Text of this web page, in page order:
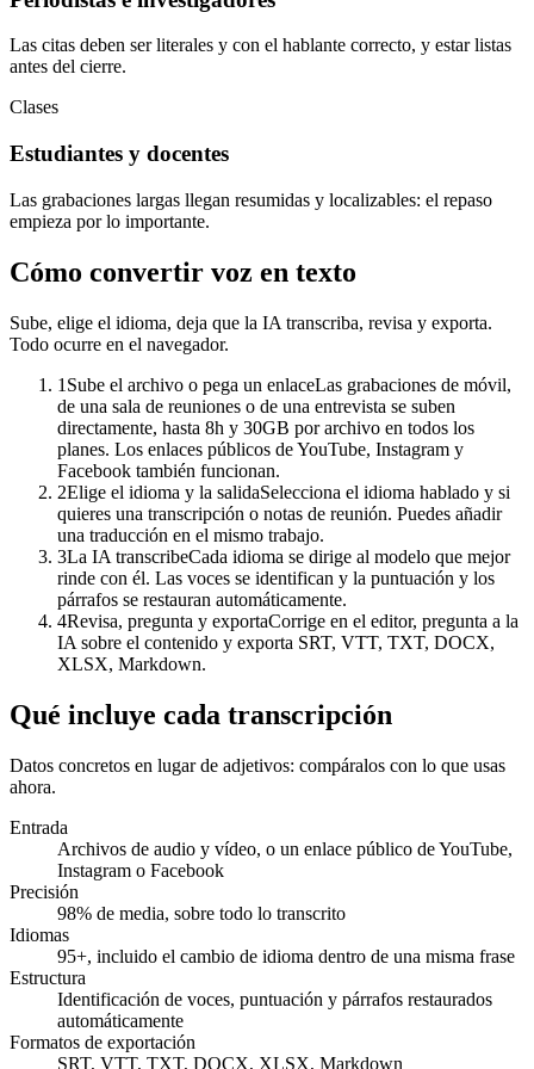
Transcripción
00:12
Movemos el lanzamiento a la primera semana de junio.
00:47
Bien, pero la página de precios debe estar lista antes.
Las citas deben ser literales y con el hablante correcto, y estar listas
antes del cierre.
Clases
Estudiantes y docentes
Las grabaciones largas llegan resumidas y localizables: el repaso
empieza por lo importante.
Cómo convertir voz en texto
Sube, elige el idioma, deja que la IA transcriba, revisa y exporta.
Todo ocurre en el navegador.
1 Sube el archivo o pega un enlaceLas grabaciones de móvil,
de una sala de reuniones o de una entrevista se suben
directamente, hasta 8h y 30GB por archivo en todos los
planes. Los enlaces públicos de YouTube, Instagram y
Facebook también funcionan.
2Elige el idioma y la salidaSelecciona el idioma hablado y si
quieres una transcripción o notas de reunión. Puedes añadir
una traducción en el mismo trabajo.
3La IA transcribeCada idioma se dirige al modelo que mejor
rinde con él. Las voces se identifican y la puntuación y los
párrafos se restauran automáticamente.
4Revisa, pregunta y exportaCorrige en el editor, pregunta a la
IA sobre el contenido y exporta SRT, VTT, TXT, DOCX,
XLSX, Markdown.
Qué incluye cada transcripción
Datos concretos en lugar de adjetivos: compáralos con lo que usas
ahora.
Entrada
Archivos de audio y vídeo, o un enlace público de YouTube,
Instagram o Facebook
Precisión
98% de media, sobre todo lo transcrito
Idiomas
95+, incluido el cambio de idioma dentro de una misma frase
Estructura
Identificación de voces, puntuación y párrafos restaurados
automáticamente
Formatos de exportación
SRT, VTT, TXT, DOCX, XLSX, Markdown